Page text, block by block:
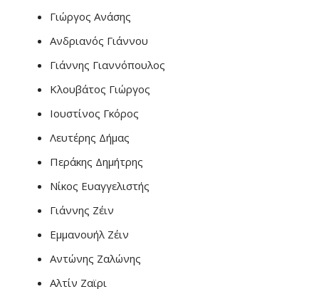
Γιώργος Ανάσης
Ανδριανός Γιάννου
Γιάννης Γιαννόπουλος
Κλουβάτος Γιώργος
Ιουστίνος Γκόρος
Λευτέρης Δήμας
Περάκης Δημήτρης
Νίκος Ευαγγελιστής
Γιάννης Ζέιν
Εμμανουήλ Ζέιν
Αντώνης Ζαλώνης
Αλτίν Ζαϊρι